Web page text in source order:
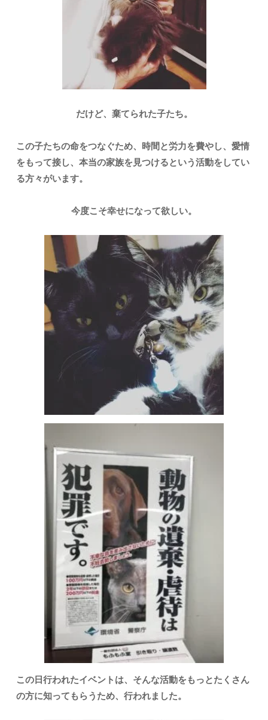
だけど、棄てられた子たち。
この子たちの命をつなぐため、時間と労力を費やし、愛情
をもって接し、本当の家族を見つけるという活動をしてい
る方々がいます。
今度こそ幸せになって欲しい。
この日行われたイベントは、そんな活動をもっとたくさん
の方に知ってもらうため、行われました。